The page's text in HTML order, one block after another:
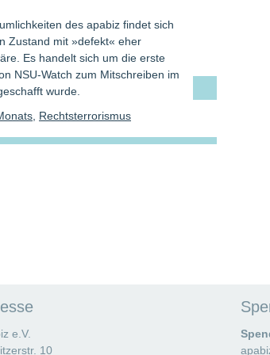
des apabiz findet sich
Zustand mit »defekt« eher
Es handelt sich um die erste
NSU-Watch zum Mitschreiben im
wurde.
Rechtsterrorismus
e.V.
10